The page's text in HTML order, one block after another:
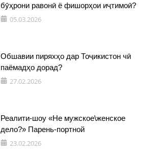
бӯҳрони равонӣ ё фишорҳои иҷтимоӣ?
05.03.2026
Обшавии пиряхҳо дар Тоҷикистон чӣ
паёмадҳо дорад?
27.02.2026
Реалити-шоу «Не мужское\женское
дело?» Парень-портной
23.02.2026